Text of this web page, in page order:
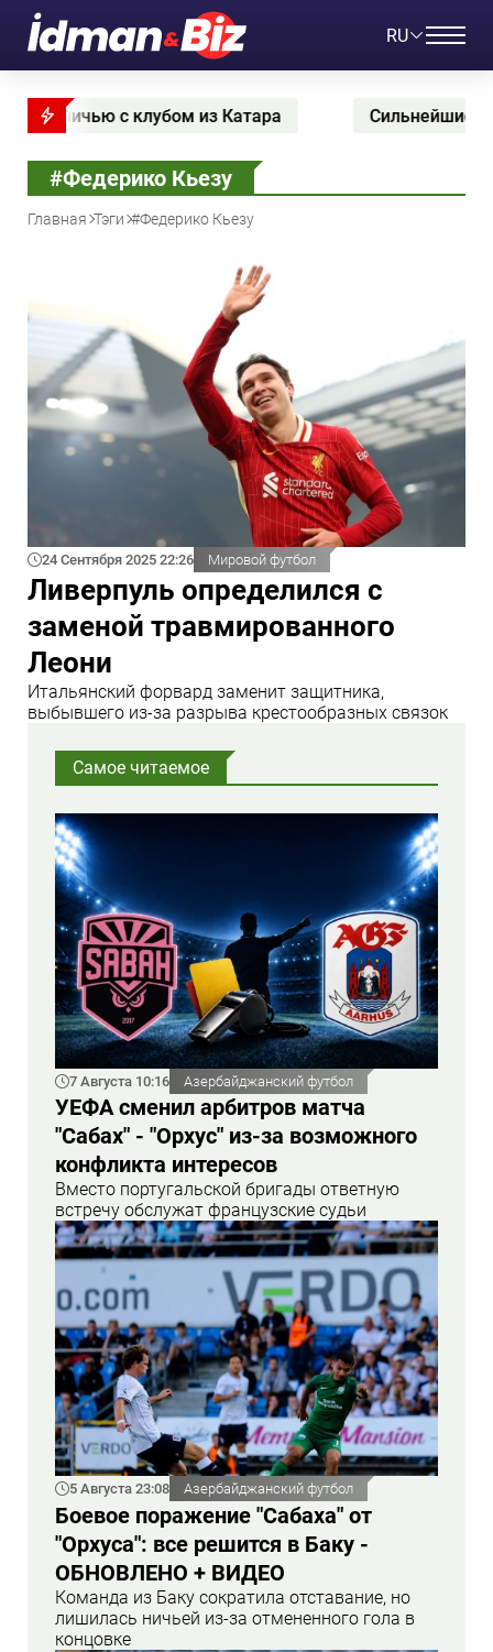
RU
с клубом из Катара Сильнейшие
#Федерико Кьезу
Главная Тэги #Федерико Кьезу
24 Сентября 2025 22:26 Мировой футбол
Ливерпуль определился с
заменой травмированного
Леони
Итальянский форвард заменит защитника,
выбывшего из-за разрыва крестообразных связок
Самое читаемое
7 Августа 10:16 Азербайджанский футбол
УЕФА сменил арбитров матча
"Сабах" - "Орхус" из-за возможного
конфликта интересов
Вместо португальской бригады ответную
встречу обслужат французские судьи
5 Августа 23:08 Азербайджанский футбол
Боевое поражение "Сабаха" от
"Орхуса": все решится в Баку -
ОБНОВЛЕНО + ВИДЕО
Команда из Баку сократила отставание, но
лишилась ничьей из-за отмененного гола в
концовке